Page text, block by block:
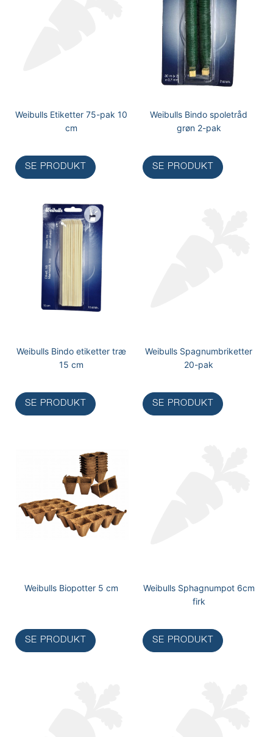
Weibulls Etiketter 75-pak 10
cm
SE PRODUKT
Weibulls Bindo spoletråd
grøn 2-pak
SE PRODUKT
Weibulls Bindo etiketter træ
15 cm
SE PRODUKT
Weibulls Spagnumbriketter
20-pak
SE PRODUKT
Weibulls Biopotter 5 cm
SE PRODUKT
Weibulls Sphagnumpot 6cm
firk
SE PRODUKT